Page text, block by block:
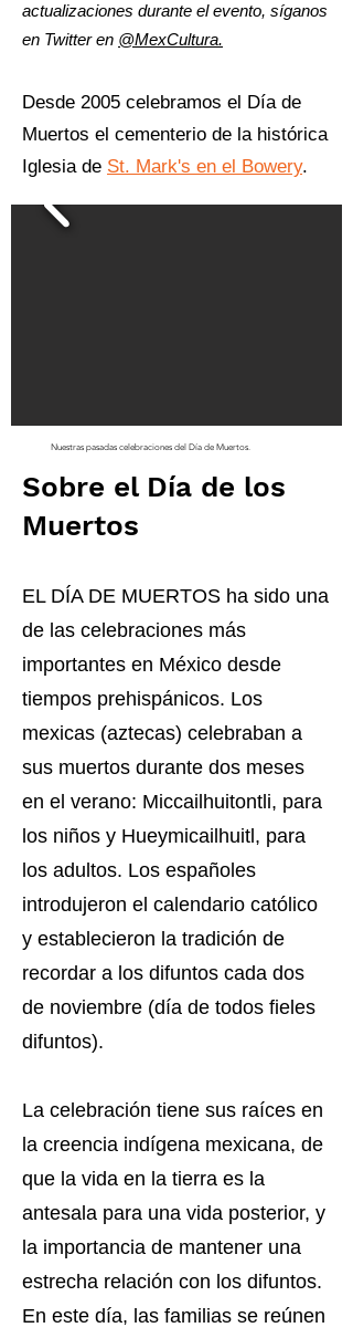
actualizaciones durante el evento, síganos
en Twitter en @MexCultura.
Desde 2005 celebramos el Día de
Muertos el cementerio de la histórica
Iglesia de St. Mark's en el Bowery.
Nuestras pasadas celebraciones del Día de Muertos.
Sobre el Día de los
Muertos
EL DÍA DE MUERTOS ha sido una
de las celebraciones más
importantes en México desde
tiempos prehispánicos. Los
mexicas (aztecas) celebraban a
sus muertos durante dos meses
en el verano: Miccailhuitontli, para
los niños y Hueymicailhuitl, para
los adultos. Los españoles
introdujeron el calendario católico
y establecieron la tradición de
recordar a los difuntos cada dos
de noviembre (día de todos fieles
difuntos).
La celebración tiene sus raíces en
la creencia indígena mexicana, de
que la vida en la tierra es la
antesala para una vida posterior, y
la importancia de mantener una
estrecha relación con los difuntos.
En este día, las familias se reúnen